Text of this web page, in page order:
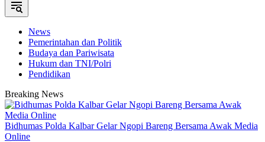
News
Pemerintahan dan Politik
Budaya dan Pariwisata
Hukum dan TNI/Polri
Pendidikan
Breaking News
Bidhumas Polda Kalbar Gelar Ngopi Bareng Bersama Awak Media
Online